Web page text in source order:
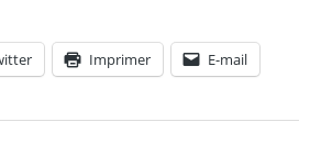
Imprimer E-mail